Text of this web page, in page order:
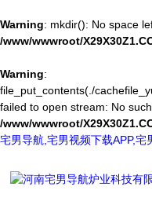
Warning: mkdir(): No space
/www/wwwroot/
Warning:
file_put_contents(./
failed to open stream: No
/www/wwwroot/
宅男导航,宅男视频下载APP,